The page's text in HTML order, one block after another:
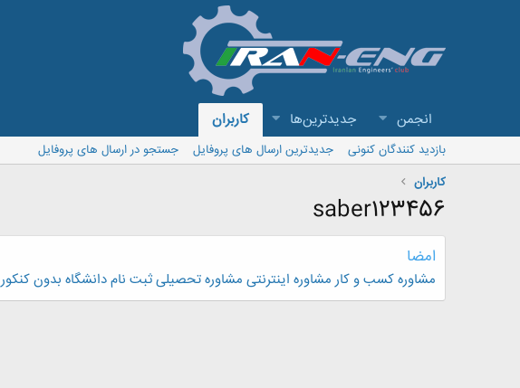
انجمن جدیدترین‌ها کاربران
بازدید کنندگان کنونی جدیدترین ارسال های پروفایل
جستجو در ارسال های پروفایل
کاربران
saber123456
امضا
مشاوره کسب و کار مشاوره اینترنتی مشاوره تحصیلیثبت نام دانشگاه بدون کنکور